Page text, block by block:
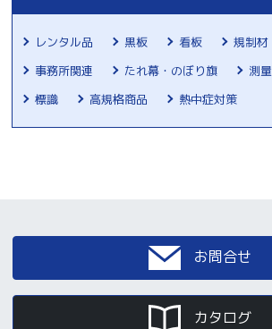
レンタル品 黒板 看板 規制材
事務所関連
たれ幕・のぼり旗 測量
標識
高規格商品 熱中症対策
お問合せ
カタログ